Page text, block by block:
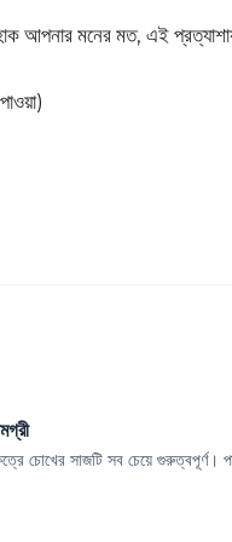
আপনার মনের মত, এই
চোখের সাজটি সব চেয়ে গুরুত্বপূর্ণ।